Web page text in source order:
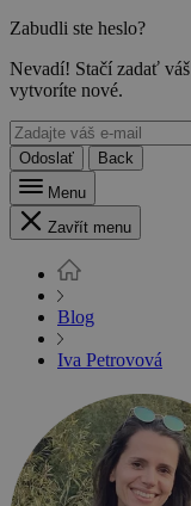
Zabudli ste heslo?
Nevadí! Stačí zadať
vytvoríte nové.
Odoslať
Back
Menu
Zavřít menu
Blog
Iva Petrovová